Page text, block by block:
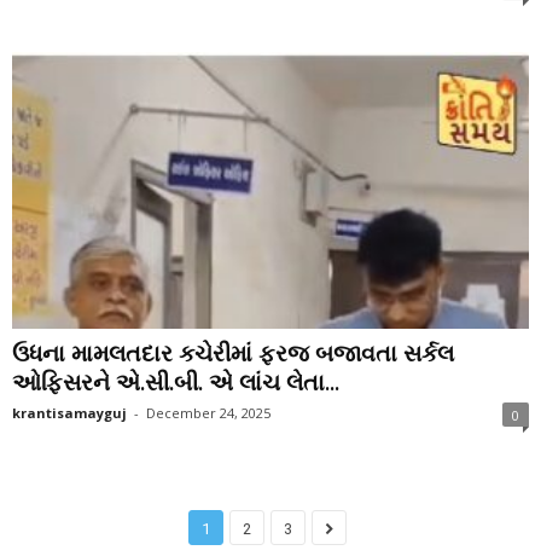
ઉધના મામલતદાર કચેરીમાં ફરજ બજાવતા સર્કલ
ઓફિસરને એ.સી.બી. એ લાંચ લેતા...
krantisamayguj - December 24, 2025 0
1 2 3